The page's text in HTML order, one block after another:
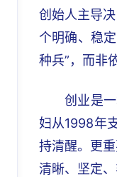
创始人主导
个明确、稳
种兵”，而非
创业是
妇从1998年
持清醒。更
清晰、坚定